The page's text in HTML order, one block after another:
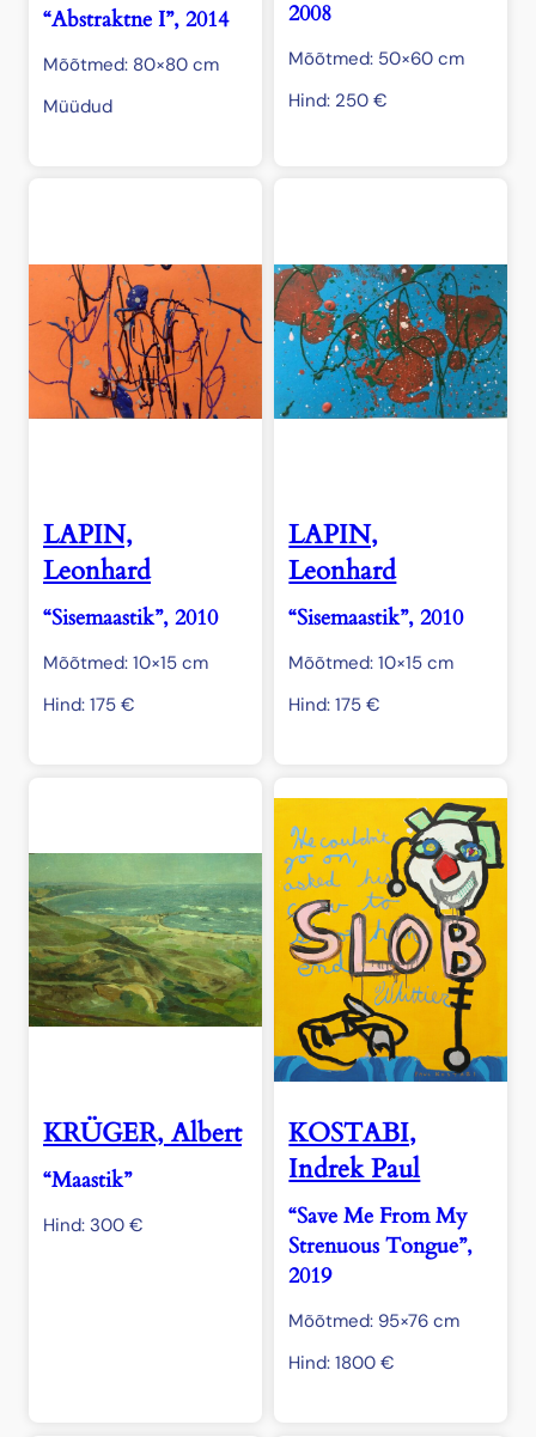
“Abstraktne I”, 2014
Mõõtmed: 80×80 cm
Müüdud
2008
Mõõtmed: 50×60 cm
Hind: 250€
LAPIN,
Leonhard
“Sisemaastik”, 2010
Mõõtmed: 10×15 cm
Hind: 175 €
LAPIN,
Leonhard
“Sisemaastik”, 2010
Mõõtmed: 10×15 cm
Hind:175€
KRÜGER, Albert
“Maastik”
Hind: 300 €
KOSTABI,
Indrek Paul
“Save Me From My
Strenuous Tongue”,
2019
Mõõtmed: 95×76 cm
Hind:1800€